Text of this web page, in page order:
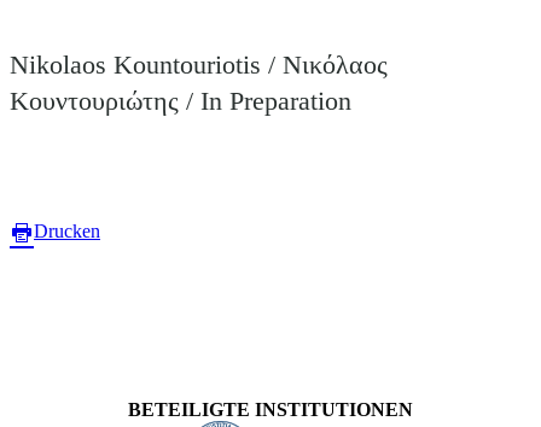
Nikolaos Kountouriotis / Νικόλαος
Κουντουριώτης / In Preparation
Drucken
BETEILIGTE INSTITUTIONEN